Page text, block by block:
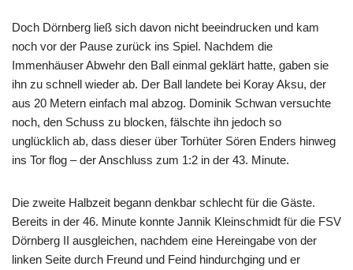
Doch Dörnberg ließ sich davon nicht beeindrucken und kam
noch vor der Pause zurück ins Spiel. Nachdem die
Immenhäuser Abwehr den Ball einmal geklärt hatte, gaben sie
ihn zu schnell wieder ab. Der Ball landete bei Koray Aksu, der
aus 20 Metern einfach mal abzog. Dominik Schwan versuchte
noch, den Schuss zu blocken, fälschte ihn jedoch so
unglücklich ab, dass dieser über Torhüter Sören Enders hinweg
ins Tor flog – der Anschluss zum 1:2 in der 43. Minute.
Die zweite Halbzeit begann denkbar schlecht für die Gäste.
Bereits in der 46. Minute konnte Jannik Kleinschmidt für die FSV
Dörnberg II ausgleichen, nachdem eine Hereingabe von der
linken Seite durch Freund und Feind hindurchging und er